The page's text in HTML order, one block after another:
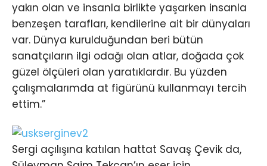
yakın olan ve insanla birlikte yaşarken insanla
benzeşen tarafları, kendilerine ait bir dünyaları
var. Dünya kurulduğundan beri bütün
sanatçıların ilgi odağı olan atlar, doğada çok
güzel ölçüleri olan yaratıklardır. Bu yüzden
çalışmalarımda at figürünü kullanmayı tercih
ettim.”
Sergi açılışına katılan hattat Savaş Çevik da,